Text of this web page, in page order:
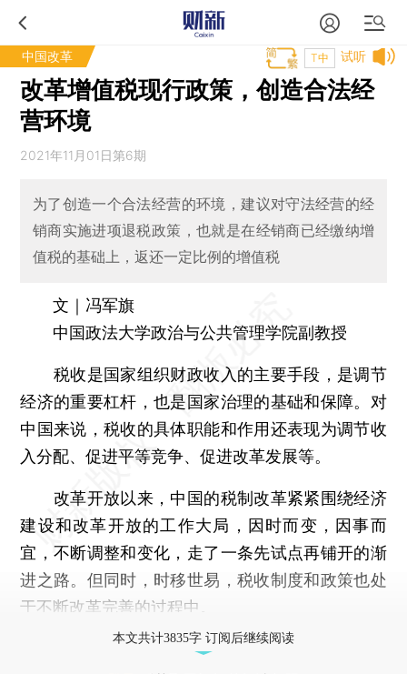
中国改革 试听
T中
改革增值税现行政策，创造合法经
营环境
2021年11月01日第6期
为了创造一个合法经营的环境，建议对守法经营的经
销商实施进项退税政策，也就是在经销商已经缴纳增
值税的基础上，返还一定比例的增值税
文｜冯军旗
中国政法大学政治与公共管理学院副教授
税收是国家组织财政收入的主要手段，是调节
经济的重要杠杆，也是国家治理的基础和保障。对
中国来说，税收的具体职能和作用还表现为调节收
入分配、促进平等竞争、促进改革发展等。
改革开放以来，中国的税制改革紧紧围绕经济
建设和改革开放的工作大局，因时而变，因事而
宜，不断调整和变化，走了一条先试点再铺开的渐
进之路。但同时，时移世易，税收制度和政策也处
于不断改革完善的过程中。
本文共计3835字 订阅后继续阅读